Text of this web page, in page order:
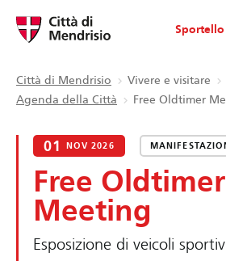
Città di Mendrisio Vivere e visitare
Agenda della Città
Free Oldtimer
01 NOV 2026
Free Oldtimer
Meeting
Esposizione di veicoli